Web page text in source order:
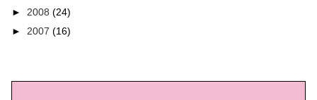
► 2008 (24)
► 2007 (16)